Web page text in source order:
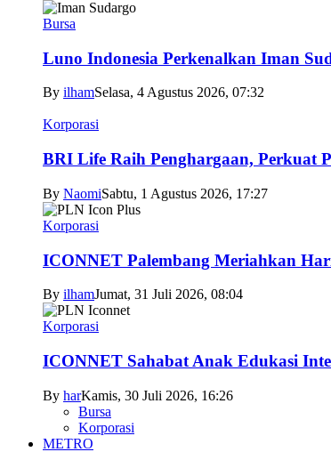
Bursa
Luno Indonesia Perkenalkan Iman
By ilhamSelasa, 4 Agustus 2026, 07:32
Korporasi
BRI Life Raih Penghargaan, Perkuat
By NaomiSabtu, 1 Agustus 2026, 17:27
Korporasi
ICONNET Palembang Meriahkan
By ilhamJumat, 31 Juli 2026, 08:04
Korporasi
ICONNET Sahabat Anak Edukasi
By harKamis, 30 Juli 2026, 16:26
Bursa
Korporasi
METRO